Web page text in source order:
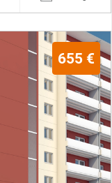
655 €